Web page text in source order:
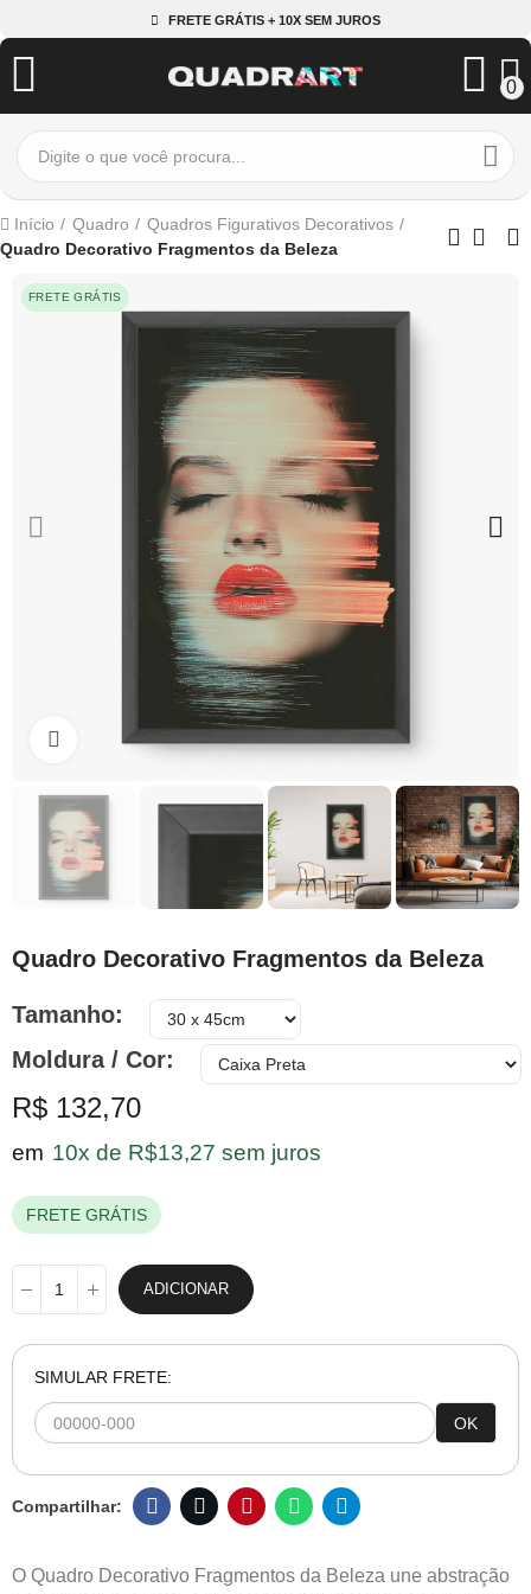
FRETE GRÁTIS + 10X SEM JUROS
0
Início Quadro
Quadros Figurativos Decorativos
Quadro Decorativo Fragmentos da Beleza
FRETE GRÁTIS
Clique para ampliar
Quadro Decorativo Fragmentos da Beleza
Tamanho
Moldura / Cor
R$ 132,70
em 10x de R$13,27 sem juros
FRETE GRÁTIS
ADICIONAR
SIMULAR FRETE:
OK
O Quadro Decorativo Fragmentos da Beleza une abstração